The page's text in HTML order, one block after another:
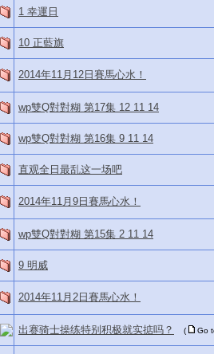
1 幸運日
10 正藍旗
2014年11月12日賽馬心水！
wp雙Q對對糊 第17集 12 11 14
wp雙Q對對糊 第16集 9 11 14
直观全日最乱这一场吧
2014年11月9日賽馬心水！
wp雙Q對對糊 第15集 2 11 14
9 明威
2014年11月2日賽馬心水！
出赛骑士操练特别积极就实掂吗？ ( Go